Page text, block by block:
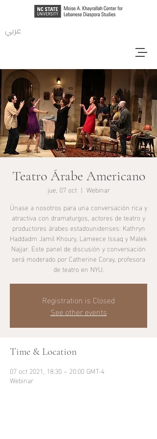
عربي
Teatro Árabe Americano
jue, 07 oct
  |
Webinar
Únase a nosotros para una conversación rica y
atractiva con dramaturgos, actores de teatro y
productores árabes estadounidenses: Kathryn
Haddadm Jamil Khoury, Lameece Issaq y Malek
Najjar. Este panel de discusión y conversación
será moderado por Catherine Coray, profesora
de teatro en NYU.
Registration is Closed
See other events
Time & Location
07 oct 2021, 18:30 – 20:00 GMT-4
Webinar